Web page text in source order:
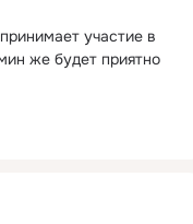
участие в
же будет приятно